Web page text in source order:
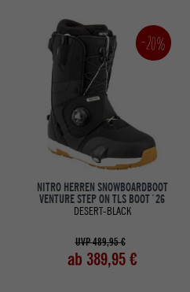
-20%
NITRO HERREN SNOWBOARDBOOT
VENTURE STEP ON TLS BOOT´26
DESERT-BLACK
UVP 489,95 €
ab 389,95 €